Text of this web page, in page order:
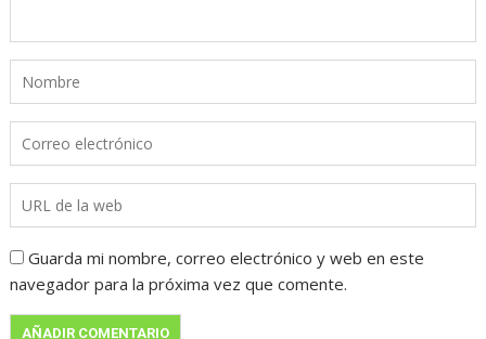
Guarda mi nombre, correo electrónico y web en este
navegador para la próxima vez que comente.